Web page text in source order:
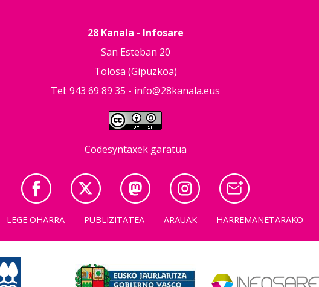
28 Kanala - Infosare
San Esteban 20
Tolosa (Gipuzkoa)
Tel: 943 69 89 35 - info@28kanala.eus
Codesyntaxek garatua
LEGE OHARRA PUBLIZITATEA ARAUAK HARREMANETARAKO